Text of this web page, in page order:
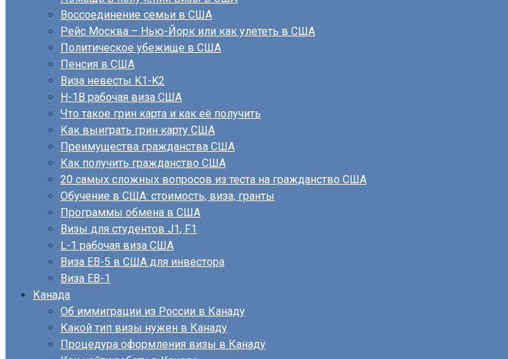
Воссоединение семьи в США
Рейс Москва – Нью-Йорк или как улететь в США
Политическое убежище в США
Пенсия в США
Виза невесты K1-K2
H-1B рабочая виза США
Что такое грин карта и как её получить
Как выиграть грин карту США
Преимущества гражданства США
Как получить гражданство США
20 самых сложных вопросов из теста на гражданство США
Обучение в США: стоимость, виза, гранты
Программы обмена в США
Визы для студентов J1, F1
L-1 рабочая виза США
Виза EB-5 в США для инвестора
Виза ЕВ-1
Канада
Об иммиграции из России в Канаду
Какой тип визы нужен в Канаду
Процедура оформления визы в Канаду